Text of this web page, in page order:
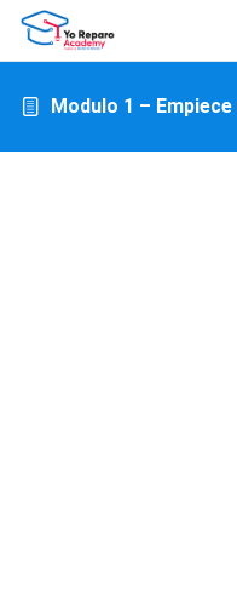
Modulo 1 – Empiece